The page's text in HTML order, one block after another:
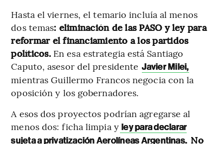
Hasta el viernes, el temario incluía al menos
dos temas: eliminación de las PASO y ley para
reformar el financiamiento a los partidos
políticos. En esa estrategia está Santiago
Caputo, asesor del presidente Javier Milei,
mientras Guillermo Francos negocia con la
oposición y los gobernadores.
A esos dos proyectos podrían agregarse al
menos dos: ficha limpia y ley para declarar
sujeta a privatización Aerolíneas Argentinas. No